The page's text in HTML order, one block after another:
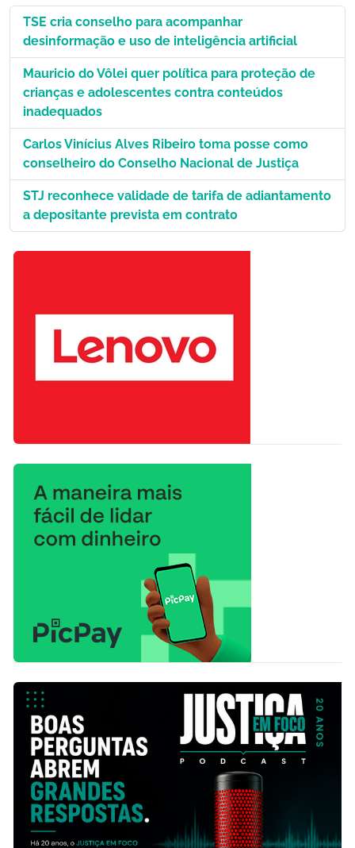
TSE cria conselho para acompanhar
desinformação e uso de inteligência artificial
Mauricio do Vôlei quer política para proteção de
crianças e adolescentes contra conteúdos
inadequados
Carlos Vinícius Alves Ribeiro toma posse como
conselheiro do Conselho Nacional de Justiça
STJ reconhece validade de tarifa de adiantamento
a depositante prevista em contrato